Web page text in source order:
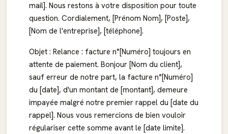
mail]. Nous restons à votre disposition pour toute
question. Cordialement, [Prénom Nom], [Poste],
[Nom de l'entreprise], [téléphone].
Objet : Relance : facture n°[Numéro] toujours en
attente de paiement. Bonjour [Nom du client],
sauf erreur de notre part, la facture n°[Numéro]
du [date], d'un montant de [montant], demeure
impayée malgré notre premier rappel du [date du
rappel]. Nous vous remercions de bien vouloir
régulariser cette somme avant le [date limite].